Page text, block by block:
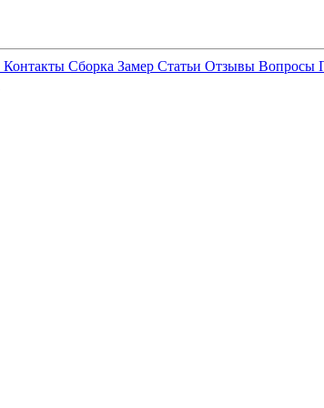
Контакты Сборка Замер Статьи Отзывы Вопросы